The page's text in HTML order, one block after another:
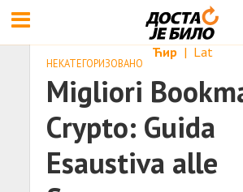
Ћир | Lat
НЕКАТЕГОРИЗОВАНО
Migliori
Crypto: Guida
Esaustiva alle